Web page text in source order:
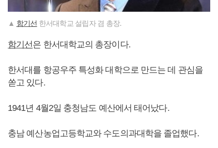
▲ 함기선 한서대학교 설립자 겸 총장.
함기선은 한서대학교의 총장이다.
한서대를 항공우주 특성화 대학으로 만드는 데 관심을
쏟고 있다.
1941년 4월2일 충청남도 예산에서 태어났다.
충남 예산농업고등학교와 수도의과대학을 졸업했다.